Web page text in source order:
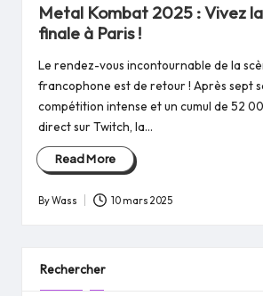
Metal Kombat 2025 : Vivez
finale à Paris !
Le rendez-vous incontournable de la
francophone est de retour ! Après sept
compétition intense et un cumul de 52
direct sur Twitch, la…
Read More
Posted
ByWass 10 mars 2025
Rechercher